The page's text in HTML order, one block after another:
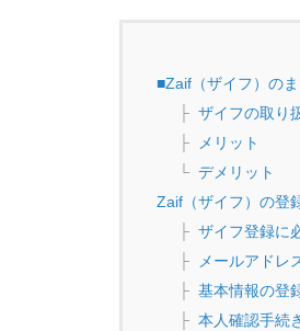
■Zaif（ザイフ）の
ザイフの取り
メリット
デメリット
Zaif（ザイフ）の登
ザイフ登録に
メールアドレ
基本情報の登
本人確認手続